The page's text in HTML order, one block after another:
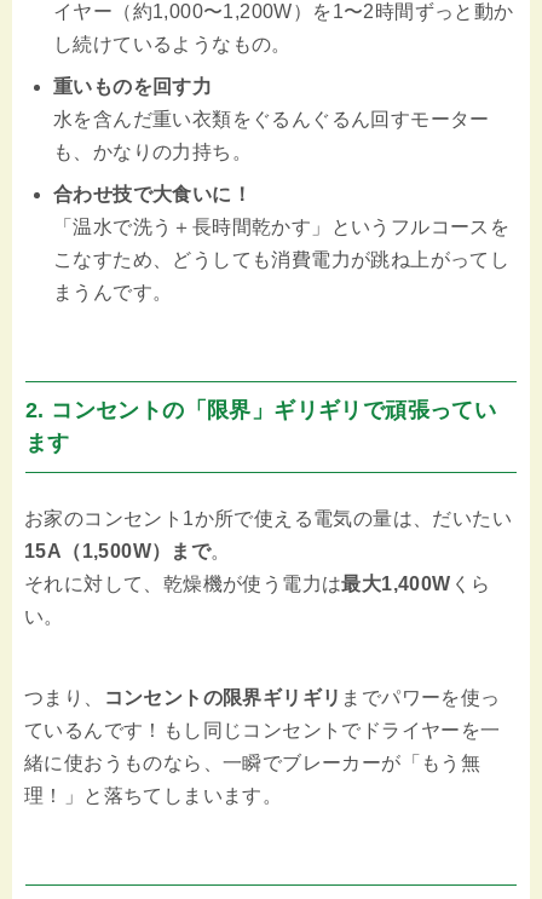
イヤー（約1,000〜1,200W）を1〜2時間ずっと動か
し続けているようなもの。
重いものを回す力
水を含んだ重い衣類をぐるんぐるん回すモーター
も、かなりの力持ち。
合わせ技で大食いに！
「温水で洗う＋長時間乾かす」というフルコースを
こなすため、どうしても消費電力が跳ね上がってし
まうんです。
2. コンセントの「限界」ギリギリで頑張ってい
ます
お家のコンセント1か所で使える電気の量は、だいたい
15A（1,500W）まで。
それに対して、乾燥機が使う電力は最大1,400W くら
い。
つまり、 コンセントの限界ギリギリ までパワーを使っ
ているんです！もし同じコンセントでドライヤーを一
緒に使おうものなら、一瞬でブレーカーが「もう無
理！」と落ちてしまいます。